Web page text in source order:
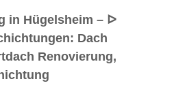
in Hügelsheim – ᐅ
Dach
Renovierung,